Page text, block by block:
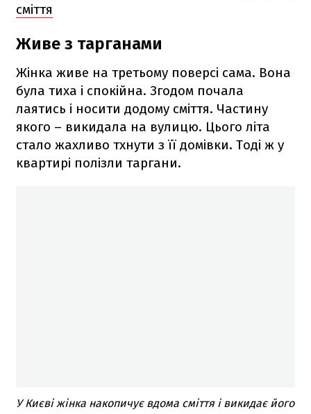
сміття
Живе з тарганами
Жінка живе на третьому поверсі сама. Вона
була тиха і спокійна. Згодом почала
лаятись і носити додому сміття. Частину
якого – викидала на вулицю. Цього літа
стало жахливо тхнути з її домівки. Тоді ж у
квартирі полізли таргани.
У Києві жінка накопичує вдома сміття і викидає його